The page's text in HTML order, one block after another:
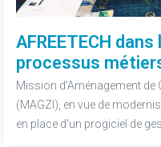
AFREETECH
processus
Mission d'Aménagement de
(MAGZI), en vue de
en place d'un progiciel de